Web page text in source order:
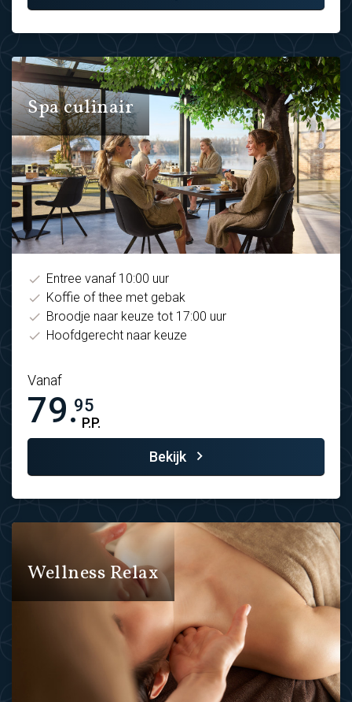
Spa culinair
Entree vanaf 10:00 uur
Koffie of thee met gebak
Broodje naar keuze tot 17:00 uur
Hoofdgerecht naar keuze
Vanaf
79.95
P.P.
Bekijk
Wellness Relax